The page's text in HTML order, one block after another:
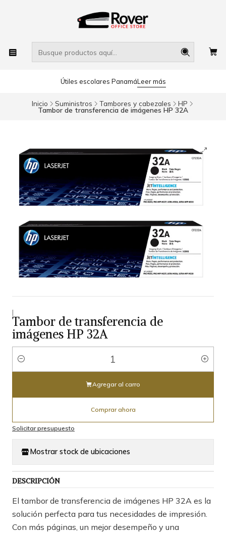
Útiles escolares PanamáLeer más
Inicio Suministros Tambores y cabezales HP
Tambor de transferencia de imágenes HP 32A
|
Tambor de transferencia de
imágenes HP 32A
Cantidad
Agregar al carro
Comprar ahora
Solicitar presupuesto
Mostrar stock de ubicaciones
DESCRIPCIÓN
El tambor de transferencia de imágenes HP 32A es la
solución perfecta para tus necesidades de impresión.
Con más páginas, un mejor desempeño y una